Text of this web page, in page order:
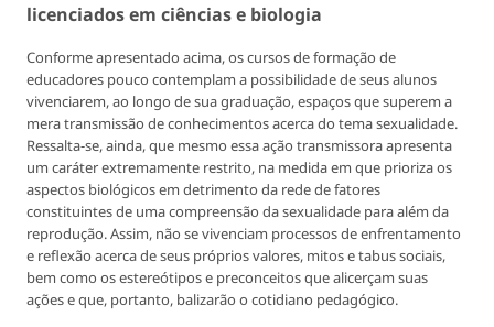
licenciados em ciências e biologia
Conforme apresentado acima, os cursos de formação de
educadores pouco contemplam a possibilidade de seus alunos
vivenciarem, ao longo de sua graduação, espaços que superem a
mera transmissão de conhecimentos acerca do tema sexualidade.
Ressalta-se, ainda, que mesmo essa ação transmissora apresenta
um caráter extremamente restrito, na medida em que prioriza os
aspectos biológicos em detrimento da rede de fatores
constituintes de uma compreensão da sexualidade para além da
reprodução. Assim, não se vivenciam processos de enfrentamento
e reflexão acerca de seus próprios valores, mitos e tabus sociais,
bem como os estereótipos e preconceitos que alicerçam suas
ações e que, portanto, balizarão o cotidiano pedagógico.